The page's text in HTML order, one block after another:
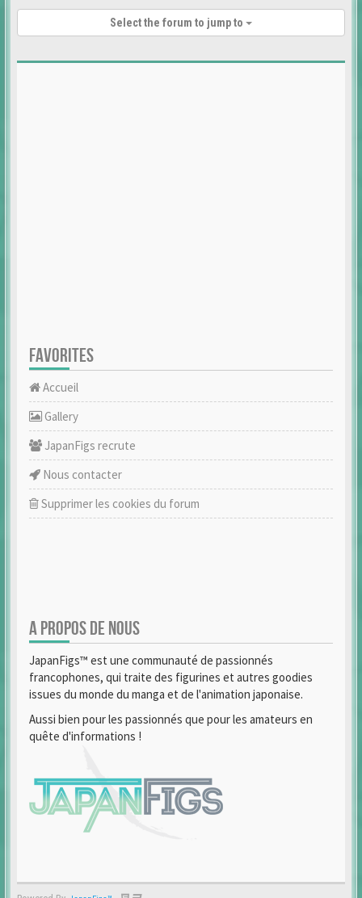
Select the forum to jump to
FAVORITES
Accueil
Gallery
JapanFigs recrute
Nous contacter
Supprimer les cookies du forum
A PROPOS DE NOUS
JapanFigs™ est une communauté de passionnés
francophones, qui traite des figurines et autres goodies
issues du monde du manga et de l'animation japonaise.
Aussi bien pour les passionnés que pour les amateurs en
quête d'informations !